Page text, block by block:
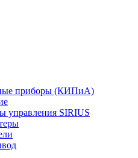
приборы (КИПиА)
управления SIRIUS